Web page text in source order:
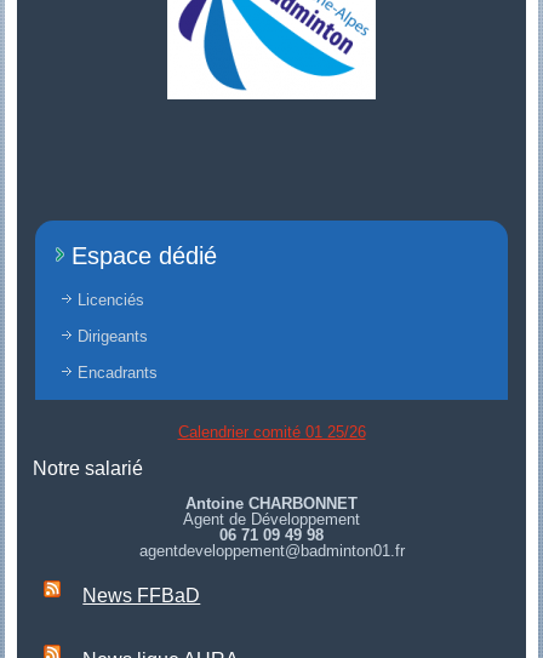
Espace dédié
Licenciés
Dirigeants
Encadrants
Calendrier comité 01 25/26
Notre salarié
Antoine CHARBONNET
Agent de Développement
06 71 09 49 98
agentdeveloppement@badminton01.fr
News FFBaD